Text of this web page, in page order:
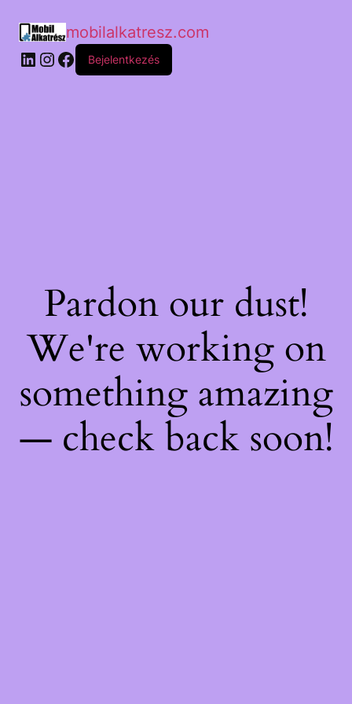
mobilalkatresz.com
Bejelentkezés
Pardon our dust!
We're working on
something amazing
— check back soon!